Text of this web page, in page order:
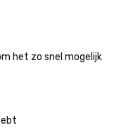
het zo snel mogelijk